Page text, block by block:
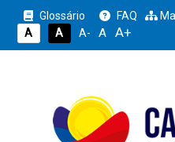
Glossário FAQ
A
A A- A A+